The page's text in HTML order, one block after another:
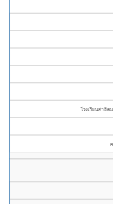
โรงเรียนสาธิ